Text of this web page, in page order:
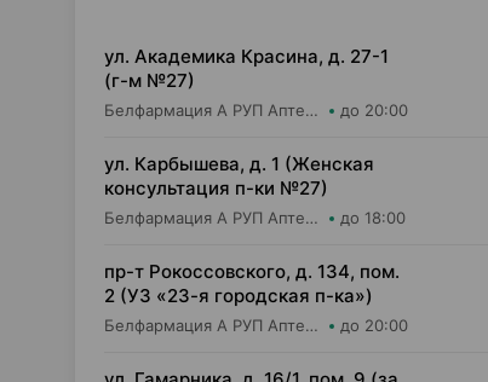
ул. Академика Красина, д. 27-1
(г-м №27)
Белфармация А РУП Аптека №7 до 20:00
ул. Карбышева, д. 1 (Женская
консультация п-ки №27)
Белфармация А РУП Аптека №55 до 18:00
пр-т Рокоссовского, д. 134, пом.
2 (УЗ «23-я городская п-ка»)
Белфармация А РУП Аптека №57 до 20:00